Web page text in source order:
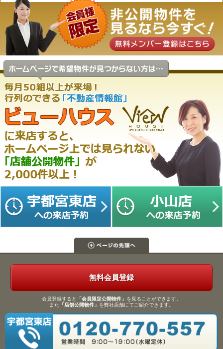
無料会員登録
会員登録すると 「会員限定公開物件」 を見ることができます。
また 「店舗公開物件」 を弊社店舗にてご紹介できます。